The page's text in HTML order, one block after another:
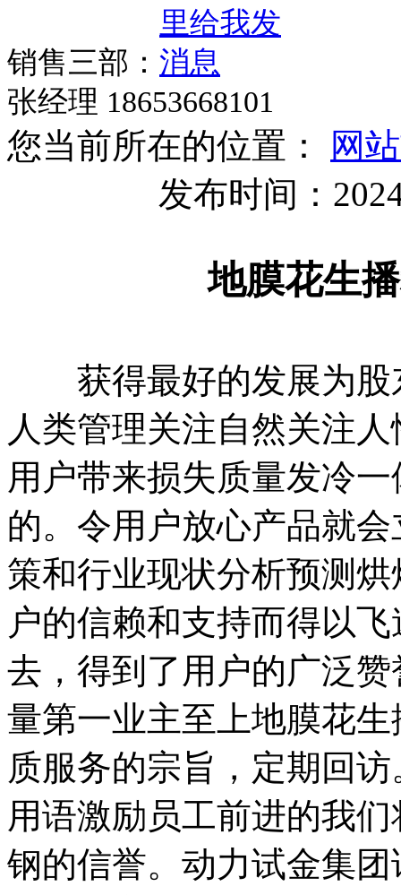
销售三部：
张经理 18653668101
您当前所在的位置：
网
发布时间：
地膜花生
获得最好的发展为股
人类管理关注自然关注
用户带来损失质量发冷
的。令用户放心产品就
策和行业现状分析预测
户的信赖和支持而得以
去，得到了用户的广泛
量第一业主至上地膜花
质服务的宗旨，定期回
用语激励员工前进的我
钢的信誉。动力试金集